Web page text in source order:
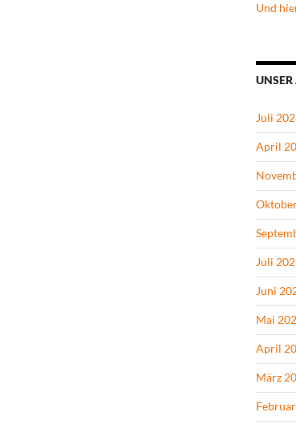
Und
Juli
April
Juli
Juni
Mai
April
März